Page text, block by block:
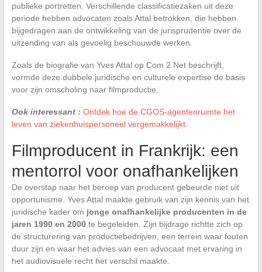
publieke portretten. Verschillende classificatiezaken uit deze
periode hebben advocaten zoals Attal betrokken, die hebben
bijgedragen aan de ontwikkeling van de jurisprudentie over de
uitzending van als gevoelig beschouwde werken.
Zoals de biografie van Yves Attal op Com 2 Net beschrijft,
vormde deze dubbele juridische en culturele expertise de basis
voor zijn omscholing naar filmproductie.
Ook interessant : Ontdek hoe de CGOS-agentenruimte het
leven van ziekenhuispersoneel vergemakkelijkt
Filmproducent in Frankrijk: een
mentorrol voor onafhankelijken
De overstap naar het beroep van producent gebeurde niet uit
opportunisme. Yves Attal maakte gebruik van zijn kennis van het
juridische kader om jonge onafhankelijke producenten in de
jaren 1990 en 2000te begeleiden. Zijn bijdrage richtte zich op
de structurering van productiebedrijven, een terrein waar fouten
duur zijn en waar het advies van een advocaat met ervaring in
het audiovisuele recht het verschil maakte.